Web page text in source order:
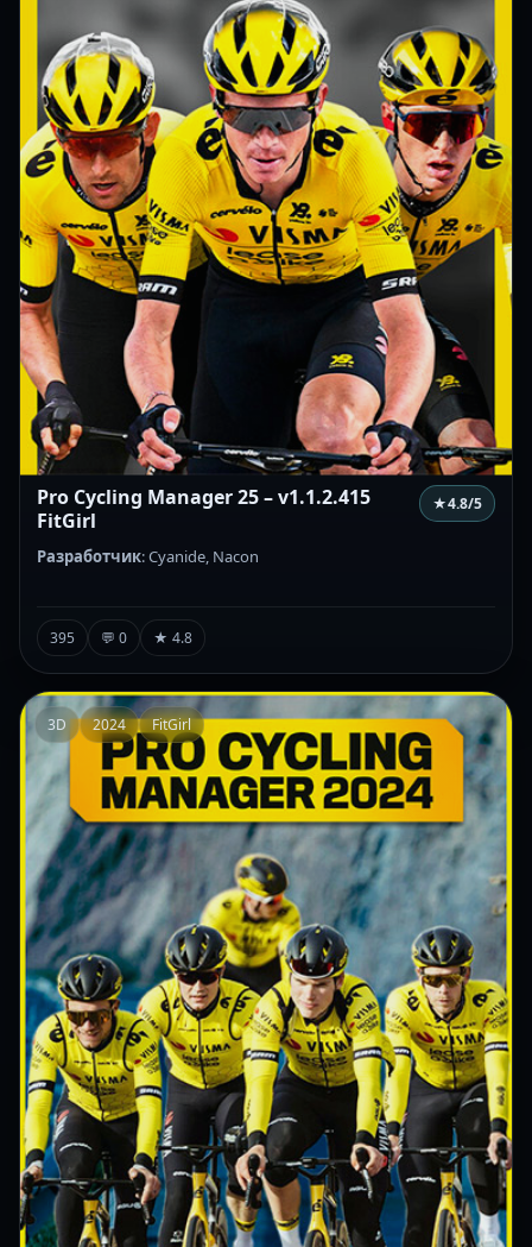
Pro Cycling Manager 25 – v1.1.2.415
FitGirl
★4.8/5
Разработчик: Cyanide, Nacon
395 💬 0 ★ 4.8
3D 2024 FitGirl